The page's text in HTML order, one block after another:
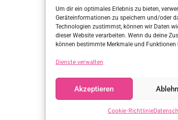
Um dir ein optimales Erlebnis zu bieten,
Geräteinformationen zu speichern und/oder
Technologien zustimmst, können wir Daten
dieser Website verarbeiten. Wenn du deine
können bestimmte Merkmale und
Dienste verwalten
Akzeptieren
Cookie-Richtlinie